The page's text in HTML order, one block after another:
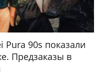
90s показали
Предзаказы в